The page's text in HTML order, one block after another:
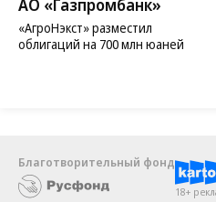
АО «Газпромбанк»
«АгроНэкст» разместил
облигаций на 700 млн юаней
Благотворительный фонд
18+